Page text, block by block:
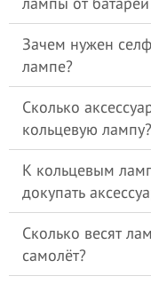
Зачем нужен
лампе?
Сколько
кольцевую лампу?
К кольцевым
докупать
Сколько весят
самолёт?